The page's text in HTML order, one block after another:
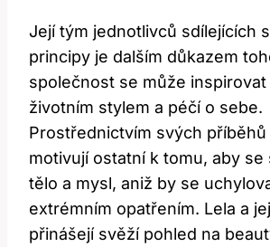
Její tým jednotlivců sdílejících
principy je dalším důkazem
společnost se může
životním stylem a péčí o sebe.
Prostřednictvím svých
motivují ostatní k tomu, aby se
tělo a mysl, aniž by se
extrémním opatřením. Lela a
přinášejí svěží pohled na